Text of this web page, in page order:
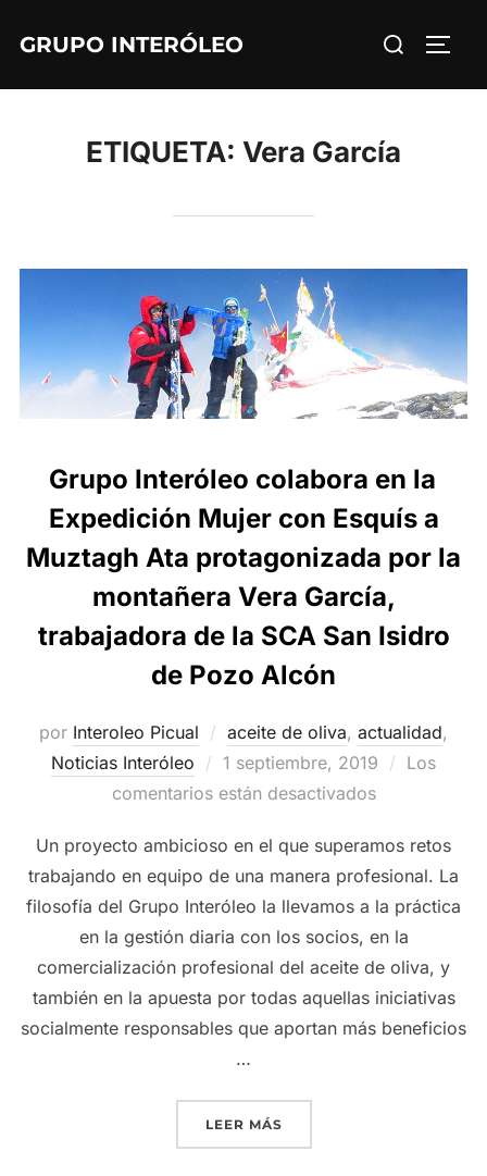
GRUPO INTERÓLEO Buscar:
ETIQUETA: Vera García
Grupo Interóleo colabora en la
Expedición Mujer con Esquís a
Muztagh Ata protagonizada por la
montañera Vera García,
trabajadora de la SCA San Isidro
de Pozo Alcón
por Interoleo Picual aceite de oliva, actualidad,
Noticias Interóleo
Publicado
el
1 septiembre, 2019
Los
comentarios están desactivados
Un proyecto ambicioso en el que superamos retos
trabajando en equipo de una manera profesional. La
filosofía del Grupo Interóleo la llevamos a la práctica
en la gestión diaria con los socios, en la
comercialización profesional del aceite de oliva, y
también en la apuesta por todas aquellas iniciativas
socialmente responsables que aportan más beneficios
…
LEER MÁS«GRUPO INTERÓLEO